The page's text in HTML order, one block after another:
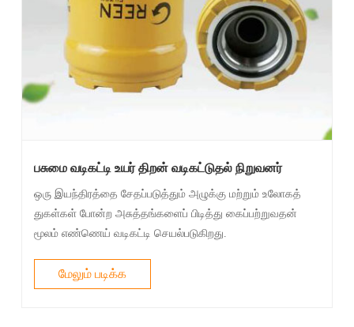
பசுமை வடிகட்டி உயர் திறன் வடிகட்டுதல் நிறுவனர்
ஒரு இயந்திரத்தை சேதப்படுத்தும் அழுக்கு மற்றும் உலோகத்
துகள்கள் போன்ற அசுத்தங்களைப் பிடித்து கைப்பற்றுவதன்
மூலம் எண்ணெய் வடிகட்டி செயல்படுகிறது.
மேலும் படிக்க